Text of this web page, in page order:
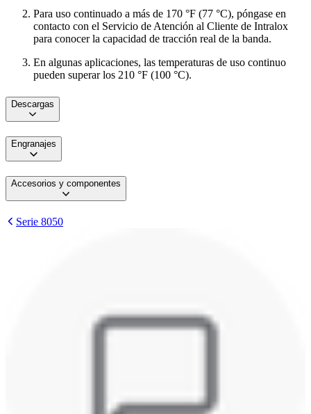
Para uso continuado a más de 170 °F (77 °C), póngase en
contacto con el Servicio de Atención al Cliente de Intralox
para conocer la capacidad de tracción real de la banda.
En algunas aplicaciones, las temperaturas de uso continuo
pueden superar los 210 °F (100 °C).
Descargas
Engranajes
Accesorios y componentes
Serie 8050